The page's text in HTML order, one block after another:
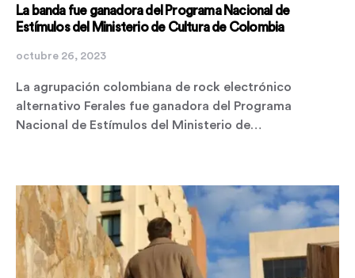
La banda fue ganadora del Programa Nacional de
Estímulos del Ministerio de Cultura de Colombia
octubre 26, 2023
La agrupación colombiana de rock electrónico
alternativo Ferales fue ganadora del Programa
Nacional de Estímulos del Ministerio de…